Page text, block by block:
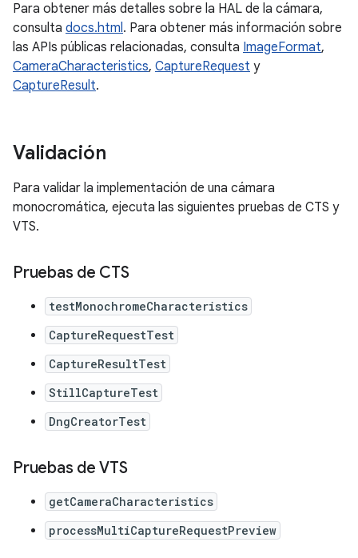
Para obtener más detalles sobre la HAL de la cámara,
consulta docs.html. Para obtener más información sobre
las APIs públicas relacionadas, consulta ImageFormat,
CameraCharacteristics, CaptureRequest y
CaptureResult.
Validación
Para validar la implementación de una cámara
monocromática, ejecuta las siguientes pruebas de CTS y
VTS.
Pruebas de CTS
testMonochromeCharacteristics
CaptureRequestTest
CaptureResultTest
StillCaptureTest
DngCreatorTest
Pruebas de VTS
getCameraCharacteristics
processMultiCaptureRequestPreview